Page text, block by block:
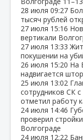
28 июля 09:27
тысяч рублей
27 июля 15:16
вертикали
27 июля 13:33
покушении на
26 июля 15:20 На
надвигается
25 июля 13:02
сотрудников СК
отметил работу
24 июля 14:46
проверил
Волгограде
24 июля 12:22